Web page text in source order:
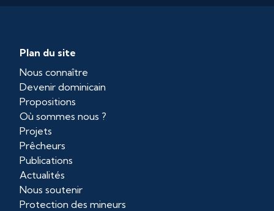
Plan du site
Nous connaître
Devenir dominicain
Propositions
Où sommes nous ?
Projets
Prêcheurs
Publications
Actualités
Nous soutenir
Protection des mineurs